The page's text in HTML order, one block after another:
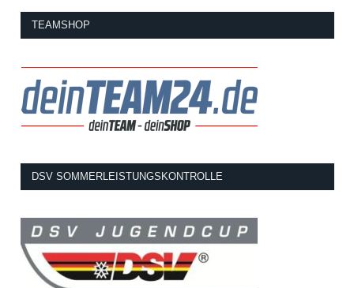
TEAMSHOP
DSV SOMMERLEISTUNGSKONTROLLE